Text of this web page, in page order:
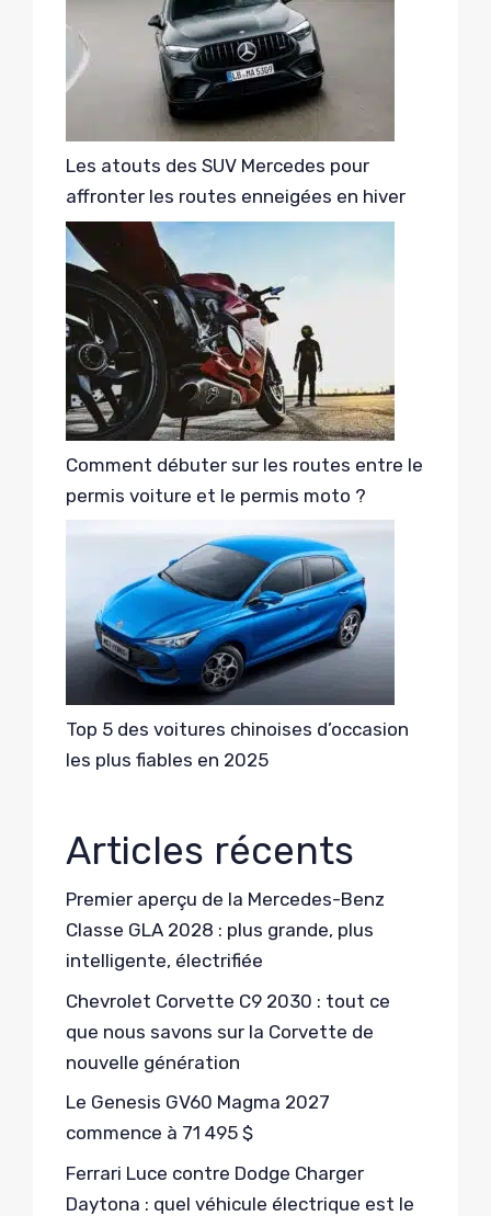
Les atouts des SUV Mercedes pour
affronter les routes enneigées en hiver
Comment débuter sur les routes entre le
permis voiture et le permis moto ?
Top 5 des voitures chinoises d’occasion
les plus fiables en 2025
Articles récents
Premier aperçu de la Mercedes-Benz
Classe GLA 2028 : plus grande, plus
intelligente, électrifiée
Chevrolet Corvette C9 2030 : tout ce
que nous savons sur la Corvette de
nouvelle génération
Le Genesis GV60 Magma 2027
commence à 71 495 $
Ferrari Luce contre Dodge Charger
Daytona : quel véhicule électrique est le